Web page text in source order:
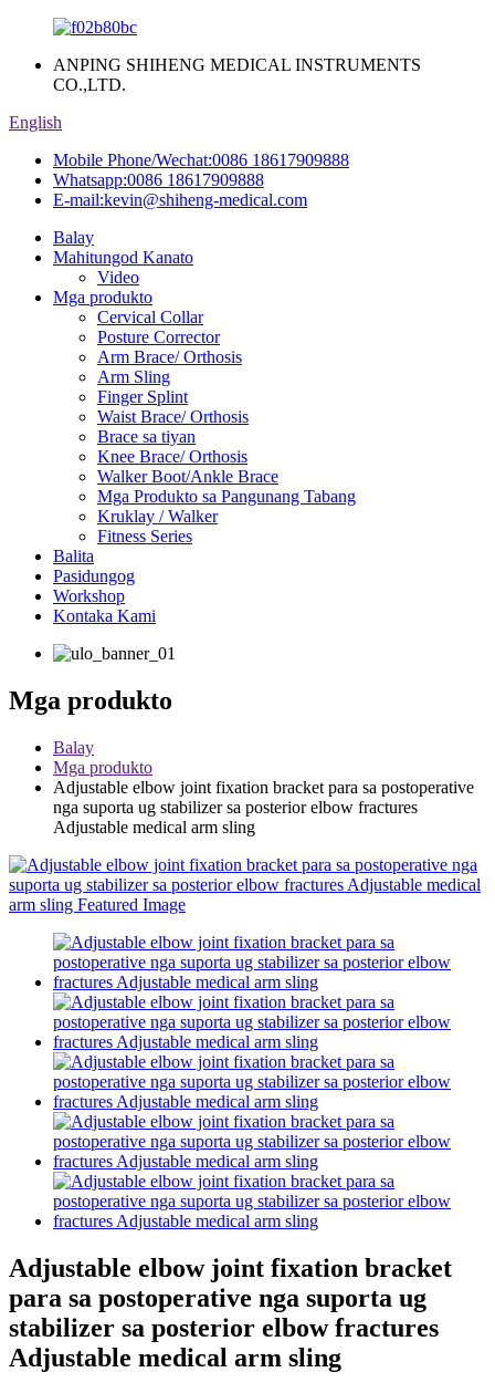
ANPING SHIHENG MEDICAL INSTRUMENTS
CO.,LTD.
English
Mobile Phone/Wechat:0086 18617909888
Whatsapp:0086 18617909888
E-mail:kevin@shiheng-medical.com
Balay
Mahitungod Kanato
Video
Mga produkto
Cervical Collar
Posture Corrector
Arm Brace/ Orthosis
Arm Sling
Finger Splint
Waist Brace/ Orthosis
Brace sa tiyan
Knee Brace/ Orthosis
Walker Boot/Ankle Brace
Mga Produkto sa Pangunang Tabang
Kruklay / Walker
Fitness Series
Balita
Pasidungog
Workshop
Kontaka Kami
Mga produkto
Balay
Mga produkto
Adjustable elbow joint fixation bracket para sa postoperative
nga suporta ug stabilizer sa posterior elbow fractures
Adjustable medical arm sling
Adjustable elbow joint fixation bracket
para sa postoperative nga suporta ug
stabilizer sa posterior elbow fractures
Adjustable medical arm sling